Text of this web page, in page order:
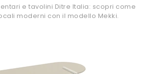
e tavolini Ditre Italia: scopri come
moderni con il modello Mekki.